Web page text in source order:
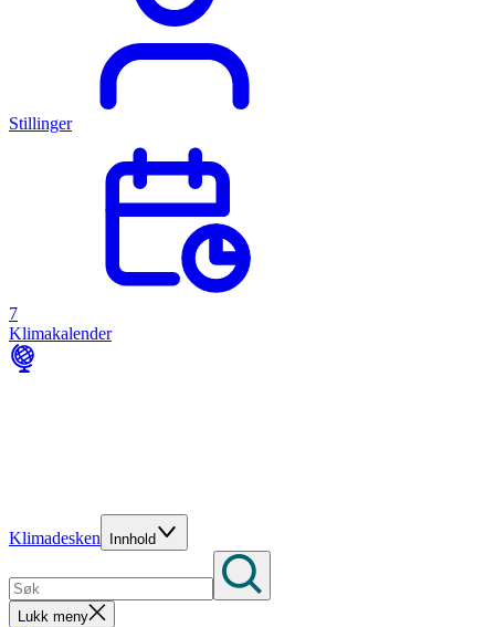
Stillinger
7
Klimakalender
Klimadesken Innhold
Lukk meny